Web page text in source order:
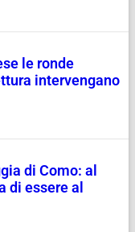
le ronde
intervengano
di Como: al
di essere al